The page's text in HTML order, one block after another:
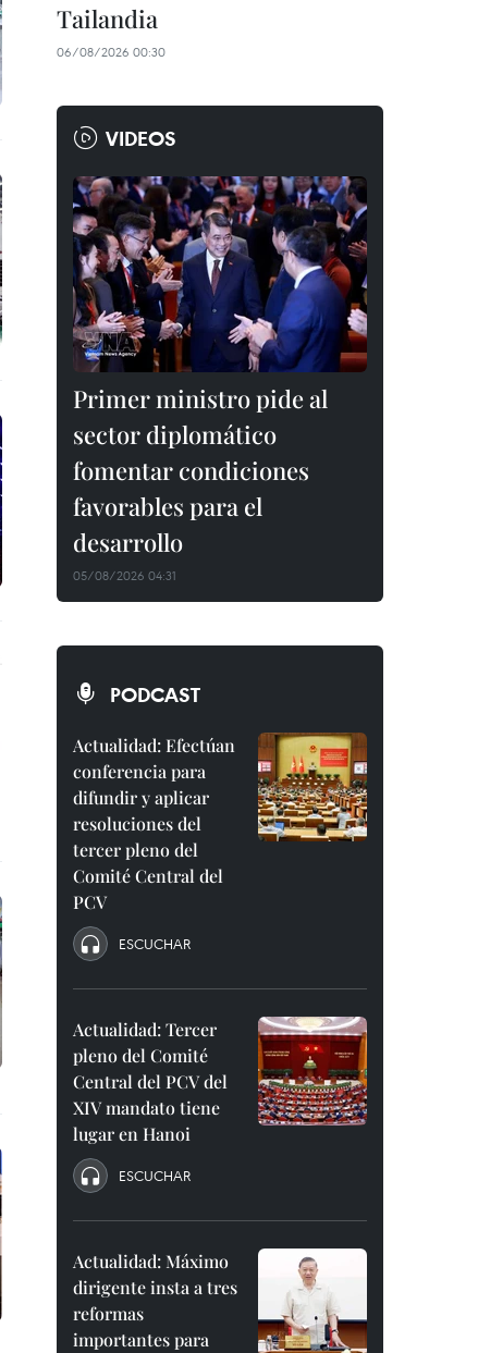
Tailandia
06/08/2026 00:30
VIDEOS
Primer ministro pide al
sector diplomático
fomentar condiciones
favorables para el
desarrollo
05/08/2026 04:31
PODCAST
Actualidad: Efectúan
conferencia para
difundir y aplicar
resoluciones del
tercer pleno del
Comité Central del
PCV
ESCUCHAR
Actualidad: Tercer
pleno del Comité
Central del PCV del
XIV mandato tiene
lugar en Hanoi
ESCUCHAR
Actualidad: Máximo
dirigente insta a tres
reformas
importantes para